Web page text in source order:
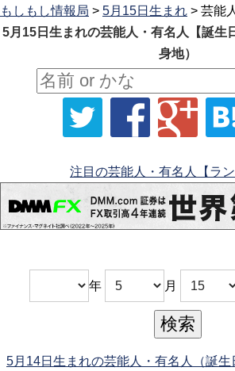
もしもし情報局 > 5月15日生まれ > 芸能
5月15日生まれの芸能人・有名人【誕生
身地）
注目の芸能人・有名人【ラン
年 月
5月14日生まれの芸能人・有名人（誕生